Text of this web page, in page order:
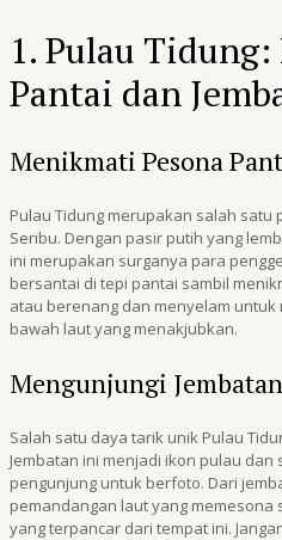
1. Pulau
Pantai dan
Menikmati Pesona
Pulau Tidung merupakan salah
Seribu. Dengan pasir putih yang
ini merupakan surganya para
bersantai di tepi pantai sambil
atau berenang dan menyelam
bawah laut yang menakjubkan.
Mengunjungi
Salah satu daya tarik unik Pulau
Jembatan ini menjadi ikon pulau
pengunjung untuk berfoto. Dari
pemandangan laut yang
yang terpancar dari tempat ini.